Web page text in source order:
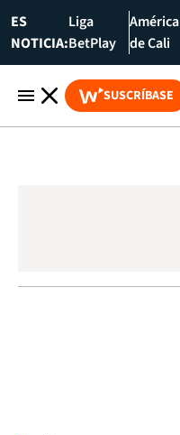
ES
NOTICIA:
Liga
BetPlay
América
de Cali
SUSCRÍBASE